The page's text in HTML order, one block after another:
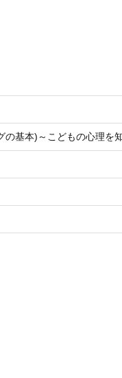
の基本)～こどもの心理を